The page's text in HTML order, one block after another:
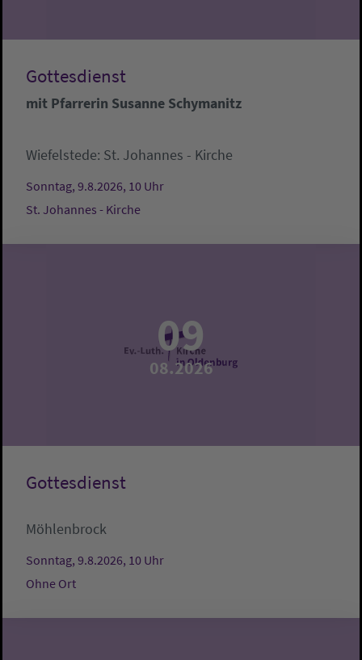
Gottesdienst
mit Pfarrerin Susanne Schymanitz
Wiefelstede: St. Johannes - Kirche
Sonntag, 9.8.2026, 10 Uhr
St. Johannes - Kirche
09
08.2026
Gottesdienst
Möhlenbrock
Sonntag, 9.8.2026, 10 Uhr
Ohne Ort